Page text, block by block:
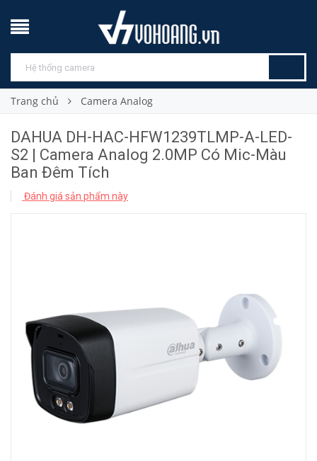
Trang chủ Camera Analog
DAHUA DH-HAC-HFW1239TLMP-A-LED-
S2 | Camera Analog 2.0MP Có Mic-Màu
Ban Đêm Tích
Đánh giá sản phẩm này